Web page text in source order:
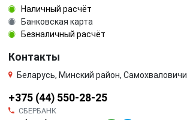
Наличный расчёт
Банковская карта
Безналичный расчёт
Контакты
Беларусь, Минский район, Самохваловичи
+375 (44) 550-28-25
СБЕРБАНК